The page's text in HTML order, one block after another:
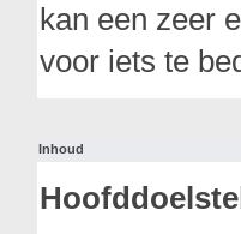
kan een zeer
voor iets te
Inhoud